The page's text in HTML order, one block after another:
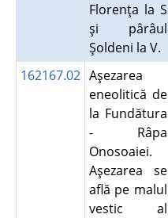
Florenţa la S
şi pârâul
Şoldeni la V.
162167.02 Aşezarea
eneolitică de
la Fundătura
- Râpa
Onosoaiei.
Aşezarea se
află pe malul
vestic al